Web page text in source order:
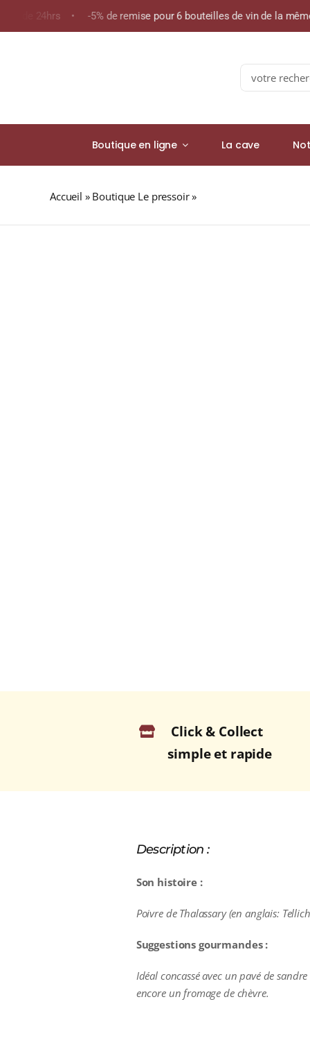
de 24hrs • -5% de remise pour 6 bouteilles de vin de la
Search
for:
Boutique en ligne La cave
Accueil » Boutique Le pressoir»
Click & Collect
simple et rapide
Description :
Son histoire :
Poivre de Thalassary (en anglais:
Suggestions gourmandes :
Idéal concassé avec un pavé de
encore un fromage de chèvre.